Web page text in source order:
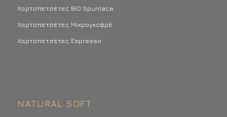
Χαρτοπετσέτες BIO Spunlace
Χαρτοπετσέτες Μικρογκοφρέ
Χαρτοπετσέτες Espresso
NATURAL SOFT